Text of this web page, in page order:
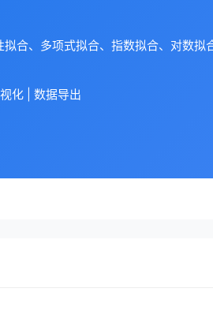
合、多项式拟合、指数拟合、对数
化 | 数据导出